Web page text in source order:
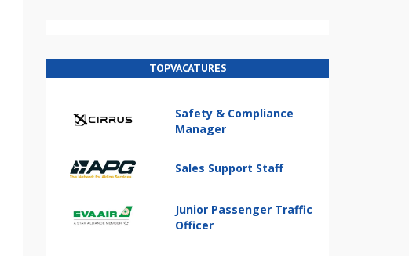
TOPVACATURES
Safety & Compliance
Manager
Sales Support Staff
Junior Passenger Traffic
Officer